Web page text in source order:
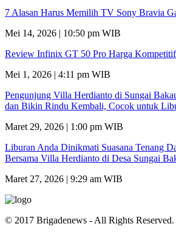
7 Alasan Harus Memilih TV Sony Bravia
Mei 14, 2026 | 10:50 pm WIB
Review Infinix GT 50 Pro Harga
Mei 1, 2026 | 4:11 pm WIB
Pengunjung Villa Herdianto di Sungai
dan Bikin Rindu Kembali, Cocok untuk
Maret 29, 2026 | 1:00 pm WIB
Liburan Anda Dinikmati Suasana Tenang
Bersama Villa Herdianto di Desa Sungai
Maret 27, 2026 | 9:29 am WIB
© 2017 Brigadenews - All Rights Reserved.